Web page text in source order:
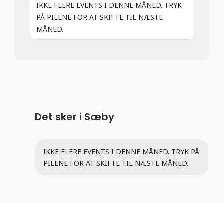
IKKE FLERE EVENTS I DENNE MÅNED. TRYK
PÅ PILENE FOR AT SKIFTE TIL NÆSTE
MÅNED.
Det sker i Sæby
IKKE FLERE EVENTS I DENNE MÅNED. TRYK PÅ
PILENE FOR AT SKIFTE TIL NÆSTE MÅNED.